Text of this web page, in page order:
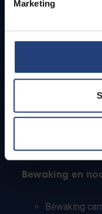
Marketing
Studenten
PhD-
Leerkrachten
Bewaking en
Bewaking